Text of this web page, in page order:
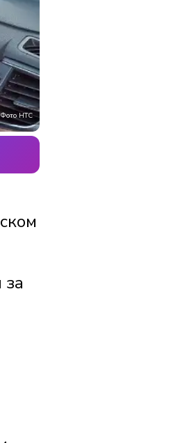
Фото НТС